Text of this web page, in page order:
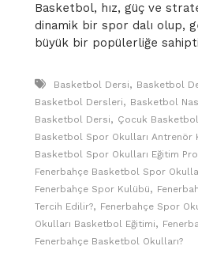
Basketbol, hız, güç ve
dinamik bir spor dalı olup,
büyük bir popülerliğe
Basketbol Dersi, Basketbol
Basketbol Dersleri, Basketbol
Basketbol Dersi, Çocuk
Basketbol Spor Okulları Antrenör
Basketbol Spor Okulları Eğitim
Fenerbahçe Basketbol Spor
Fenerbahçe Spor Kulübü,
Tercih Edilir?, Fenerbahçe Spor
Okulları Basketbol Eğitimi,
Fenerbahçe Basketbol Okulları?